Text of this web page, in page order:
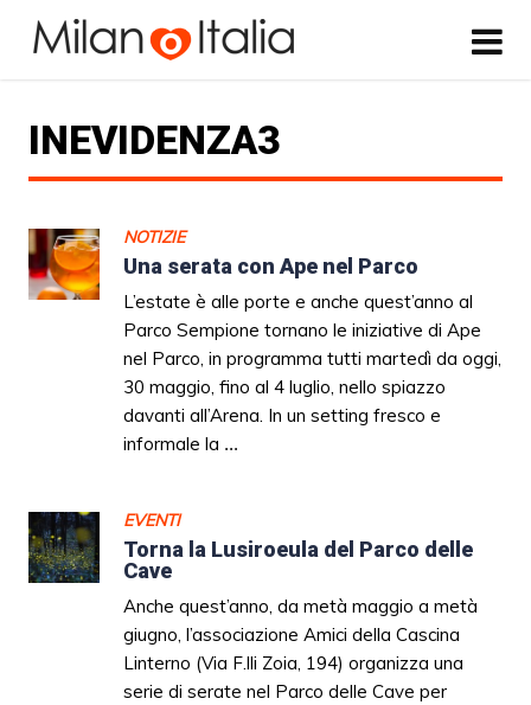
INEVIDENZA3
NOTIZIE
Una serata con Ape nel Parco
L’estate è alle porte e anche quest’anno al
Parco Sempione tornano le iniziative di Ape
nel Parco, in programma tutti martedì da oggi,
30 maggio, fino al 4 luglio, nello spiazzo
davanti all’Arena. In un setting fresco e
informale la ...
EVENTI
Torna la Lusiroeula del Parco delle
Cave
Anche quest’anno, da metà maggio a metà
giugno, l’associazione Amici della Cascina
Linterno (Via F.lli Zoia, 194) organizza una
serie di serate nel Parco delle Cave per